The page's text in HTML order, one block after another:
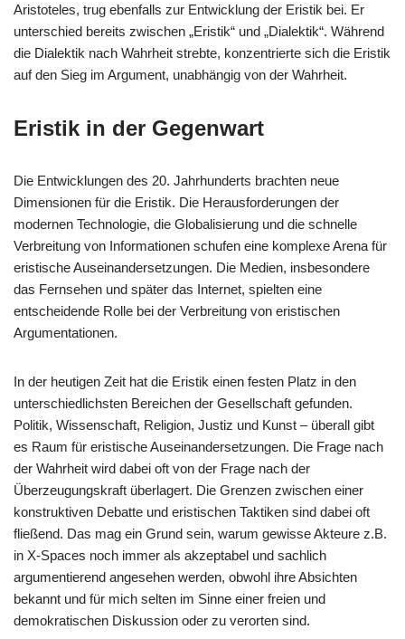
Aristoteles, trug ebenfalls zur Entwicklung der Eristik bei. Er
unterschied bereits zwischen „Eristik“ und „Dialektik“. Während
die Dialektik nach Wahrheit strebte, konzentrierte sich die Eristik
auf den Sieg im Argument, unabhängig von der Wahrheit.
Eristik in der Gegenwart
Die Entwicklungen des 20. Jahrhunderts brachten neue
Dimensionen für die Eristik. Die Herausforderungen der
modernen Technologie, die Globalisierung und die schnelle
Verbreitung von Informationen schufen eine komplexe Arena für
eristische Auseinandersetzungen. Die Medien, insbesondere
das Fernsehen und später das Internet, spielten eine
entscheidende Rolle bei der Verbreitung von eristischen
Argumentationen.
In der heutigen Zeit hat die Eristik einen festen Platz in den
unterschiedlichsten Bereichen der Gesellschaft gefunden.
Politik, Wissenschaft, Religion, Justiz und Kunst – überall gibt
es Raum für eristische Auseinandersetzungen. Die Frage nach
der Wahrheit wird dabei oft von der Frage nach der
Überzeugungskraft überlagert. Die Grenzen zwischen einer
konstruktiven Debatte und eristischen Taktiken sind dabei oft
fließend. Das mag ein Grund sein, warum gewisse Akteure z.B.
in X-Spaces noch immer als akzeptabel und sachlich
argumentierend angesehen werden, obwohl ihre Absichten
bekannt und für mich selten im Sinne einer freien und
demokratischen Diskussion oder zu verorten sind.